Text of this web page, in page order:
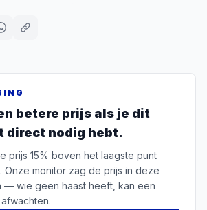
betere prijs als je dit
direct nodig hebt.
prijs 15% boven het laagste punt
Onze monitor zag de prijs in deze
— wie geen haast heeft, kan een